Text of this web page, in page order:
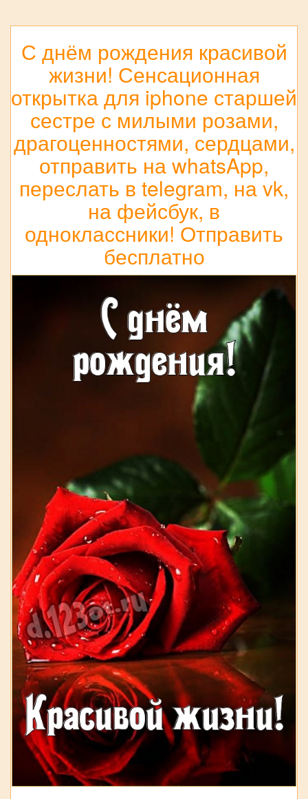
С днём рождения красивой
жизни! Сенсационная
открытка для iphone старшей
сестре с милыми розами,
драгоценностями, сердцами,
отправить на whatsApp,
переслать в telegram, на vk,
на фейсбук, в
одноклассники! Отправить
бесплатно